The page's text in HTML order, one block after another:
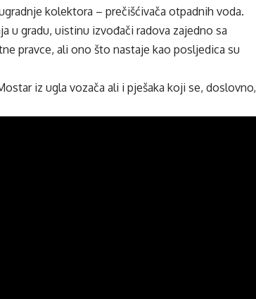
kolektora – prečišćivača otpadnih voda.
u gradu, uistinu izvođači radova zajedno sa
pravce, ali ono što nastaje kao posljedica su
iz ugla vozača ali i pješaka koji se, doslovno,